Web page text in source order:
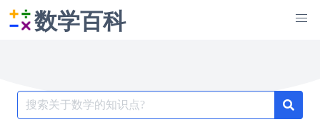
数学百科
Search
for: